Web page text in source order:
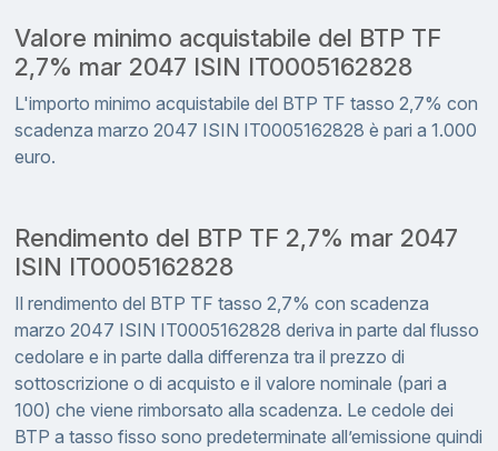
Valore minimo acquistabile del BTP TF
2,7% mar 2047 ISIN IT0005162828
L'importo minimo acquistabile del BTP TF tasso 2,7% con
scadenza marzo 2047 ISIN IT0005162828 è pari a 1.000
euro.
Rendimento del BTP TF 2,7% mar 2047
ISIN IT0005162828
Il rendimento del BTP TF tasso 2,7% con scadenza
marzo 2047 ISIN IT0005162828 deriva in parte dal flusso
cedolare e in parte dalla differenza tra il prezzo di
sottoscrizione o di acquisto e il valore nominale (pari a
100) che viene rimborsato alla scadenza. Le cedole dei
BTP a tasso fisso sono predeterminate all’emissione quindi